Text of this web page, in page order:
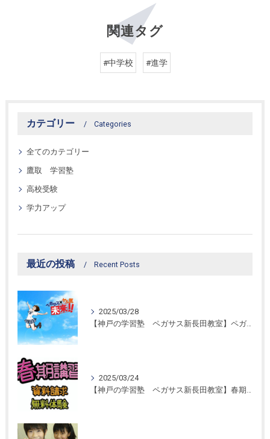
関連タグ
#中学校 #進学
カテゴリー Categories
全てのカテゴリー
鷹取 学習塾
高校受験
学力アップ
最近の投稿 Recent Posts
2025/03/28
【神戸の学習塾 ペガサス新長田教室】ペガサス学習スタイル！
2025/03/24
【神戸の学習塾 ペガサス新長田教室】春期講習開催！